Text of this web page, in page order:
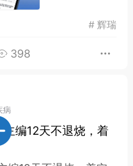
心气为枝——
脾胃养心论
#辉瑞
398
病
编12天不退烧，着